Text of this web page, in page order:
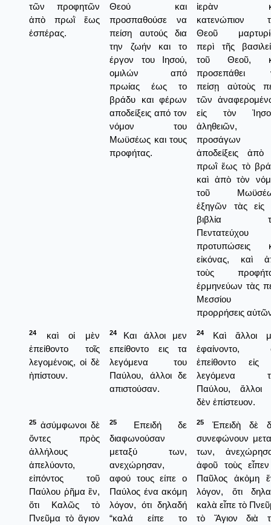
τῶν προφητῶν
ἀπὸ πρωῒ ἕως
ἑσπέρας.
Θεού και
προσπαθούσε να
πείση αυτούς δια
την ζωήν και το
έργον του Ιησού,
ομιλών από
πρωίας έως το
βράδυ και φέρων
αποδείξεις από τον
νόμον του
Μωϋσέως και τους
προφήτας.
ἱερὰν
κατενώπιον
Θεοῦ
περὶ τῆς
τοῦ Θεοῦ,
προσεπάθει
πείσῃ αὐτοὺς
τῶν
εἰς τὸν
ἀληθειῶν,
προσάγων
ἀποδείξεις ἀπὸ
πρωῒ ἕως τὸ
καὶ ἀπὸ τὸν
τοῦ
ἐξηγῶν τὰς εἰς
βιβλία
Πεντατεύχου
προτυπώσεις
εἰκόνας, καὶ
τοὺς
ἑρμηνεύων τὰς
Μεσσίου
προρρήσεις
24
καὶ οἱ μὲν
ἐπείθοντο τοῖς
λεγομένοις, οἱ δὲ
ἠπίστουν.
24
Και άλλοι μεν
επείθοντο εις τα
λεγόμενα του
Παύλου, άλλοι δε
απιστούσαν.
24
Καὶ ἄλλοι
ἐφαίνοντο,
ἐπείθοντο εἰς
λεγόμενα
Παύλου, ἄλλοι
δὲν ἐπίστευον.
25 ἀσύμφωνοι δὲ
ὄντες πρὸς
ἀλλήλους
ἀπελύοντο,
εἰπόντος τοῦ
Παύλου ῥῆμα ἓν,
ὅτι Καλῶς τὸ
Πνεῦμα τὸ ἅγιον
25
Επειδή δε
διαφωνούσαν
μεταξύ των,
ανεχώρησαν,
αφού τους είπε ο
Παύλος ένα ακόμη
λόγον, ότι δηλαδή
“καλά είπε το
25
Ἐπειδὴ δὲ
συνεφώνουν
των,
ἀφοῦ τοὺς
Παῦλος ἀκὀμη
λόγον, ὅτι
καλὰ εἶπε τὸ
τὸ Ἅγιον διὰ